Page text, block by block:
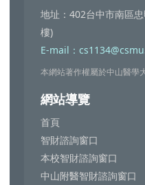
地址：402台中市南區
樓)
E-mail：
本網站著作權屬於中山醫學
網站導覽
首頁
智財諮詢窗口
本校智財諮詢窗口
中山附醫智財諮詢窗口